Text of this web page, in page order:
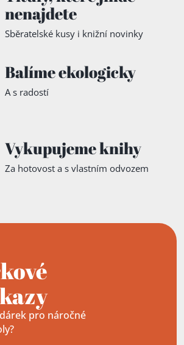
nenajdete
Sběratelské kusy i knižní novinky
Balíme ekologicky
A s radostí
Vykupujeme knihy
Za hotovost a s vlastním odvozem
pro náročné